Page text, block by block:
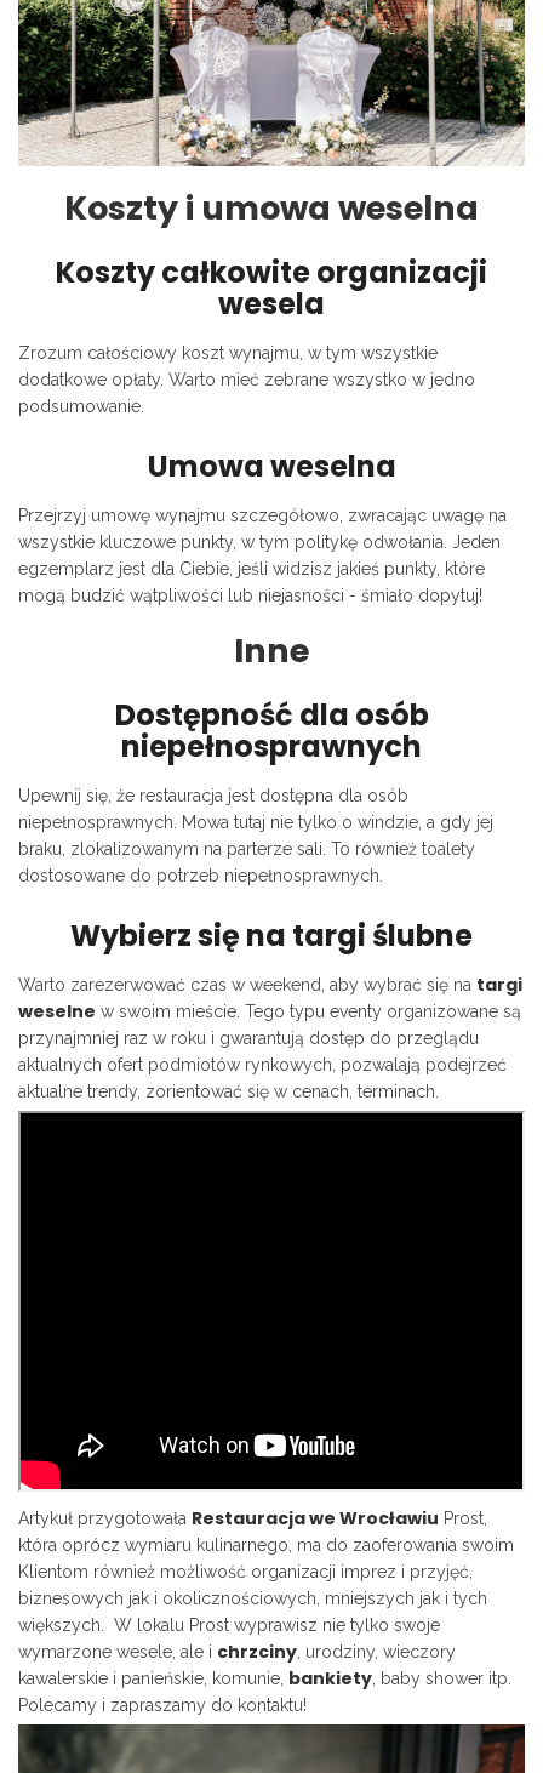
Koszty i umowa weselna
Koszty całkowite organizacji
wesela
Zrozum całościowy koszt wynajmu, w tym wszystkie
dodatkowe opłaty. Warto mieć zebrane wszystko w jedno
podsumowanie.
Umowa weselna
Przejrzyj umowę wynajmu szczegółowo, zwracając uwagę na
wszystkie kluczowe punkty, w tym politykę odwołania. Jeden
egzemplarz jest dla Ciebie, jeśli widzisz jakieś punkty, które
mogą budzić wątpliwości lub niejasności - śmiało dopytuj!
Inne
Dostępność dla osób
niepełnosprawnych
Upewnij się, że restauracja jest dostępna dla osób
niepełnosprawnych. Mowa tutaj nie tylko o windzie, a gdy jej
braku, zlokalizowanym na parterze sali. To również toalety
dostosowane do potrzeb niepełnosprawnych.
Wybierz się na targi ślubne
Warto zarezerwować czas w weekend, aby wybrać się na targi
weselne w swoim mieście. Tego typu eventy organizowane są
przynajmniej raz w roku i gwarantują dostęp do przeglądu
aktualnych ofert podmiotów rynkowych, pozwalają podejrzeć
aktualne trendy, zorientować się w cenach, terminach.
Artykuł przygotowała Restauracja we Wrocławiu Prost,
która oprócz wymiaru kulinarnego, ma do zaoferowania swoim
Klientom również możliwość organizacji imprez i przyjęć,
biznesowych jak i okolicznościowych, mniejszych jak i tych
większych. W lokalu Prost wyprawisz nie tylko swoje
wymarzone wesele, ale i chrzciny , urodziny, wieczory
kawalerskie i panieńskie, komunie, bankiety , baby shower itp.
Polecamy i zapraszamy do kontaktu!